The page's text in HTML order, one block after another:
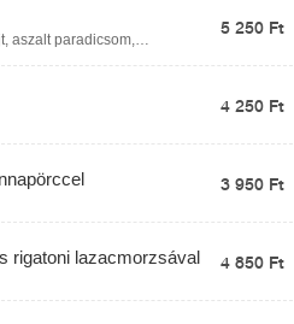
aszalt paradicsom,
5 250 Ft
4 250 Ft
3 950 Ft
rigatoni lazacmorzsával 4 850 Ft